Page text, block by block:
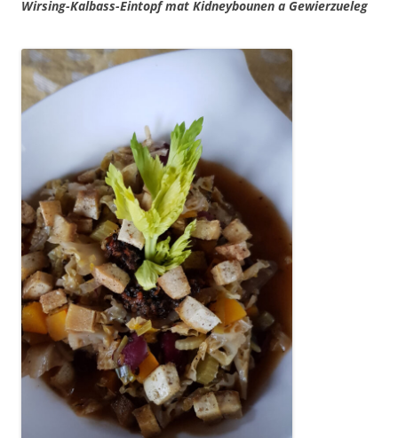
Wirsing-Kalbass-Eintopf mat Kidneybounen a Gewierzueleg